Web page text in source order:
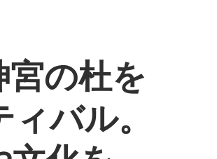
の杜を
バル。